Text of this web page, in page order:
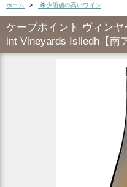
ホーム
> 希少価値の高いワイン
ケープポイント ヴィン
int Vineyards Isliedh【南